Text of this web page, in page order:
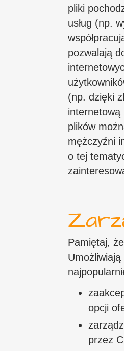
pliki
usług (np.
pozwalają
(np. dzięki
plików
mężczyźni
o tej
Pamiętaj,
opcji
przez